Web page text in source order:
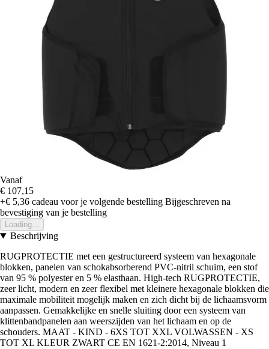
Vanaf
€ 107,15
+€ 5,36 cadeau voor je volgende bestelling Bijgeschreven na
bevestiging van je bestelling
Loading...
Beschrijving
RUGPROTECTIE met een gestructureerd systeem van hexagonale
blokken, panelen van schokabsorberend PVC-nitril schuim, een stof
van 95 % polyester en 5 % elasthaan. High-tech RUGPROTECTIE,
zeer licht, modern en zeer flexibel met kleinere hexagonale blokken die
maximale mobiliteit mogelijk maken en zich dicht bij de lichaamsvorm
aanpassen. Gemakkelijke en snelle sluiting door een systeem van
klittenbandpanelen aan weerszijden van het lichaam en op de
schouders. MAAT - KIND - 6XS TOT XXL VOLWASSEN - XS
TOT XL KLEUR ZWART CE EN 1621-2:2014, Niveau 1